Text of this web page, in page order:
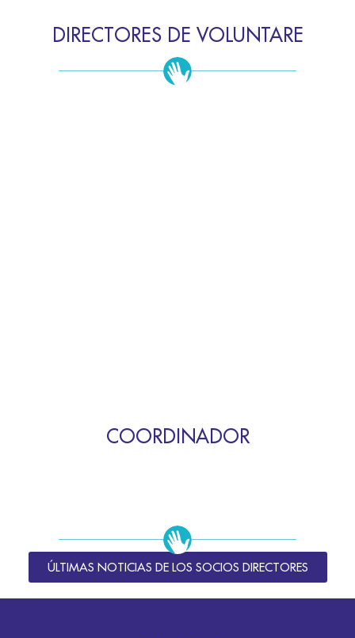
DIRECTORES DE VOLUNTARE
COORDINADOR
ÚLTIMAS NOTICIAS DE LOS SOCIOS DIRECTORES